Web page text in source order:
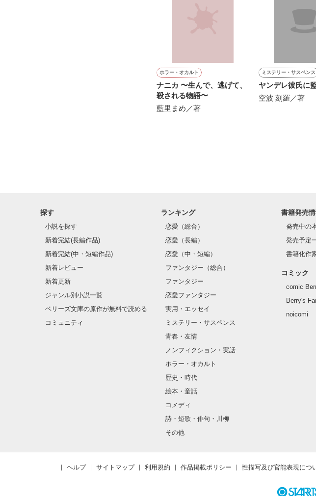
※執筆期間2026.6.3〜7.20完結です。
※他サイトさんにて恋愛トレンド1位でした〜
ホラー・オカルト
ナニカ 〜生んで、逃げて、
殺される物語〜
藍里まめ／著
ミステリー・サスペンス
ヤンデレ彼氏に
空波 刻羅／著
探す
小説を探す
新着完結(長編作品)
新着完結(中・短編作品)
新着レビュー
新着更新
ジャンル別小説一覧
ベリーズ文庫の原作が無料で読める
コミュニティ
ランキング
恋愛（総合）
恋愛（長編）
恋愛（中・短編）
ファンタジー（総合）
ファンタジー
恋愛ファンタジー
実用・エッセイ
ミステリー・サスペンス
青春・友情
ノンフィクション・実話
ホラー・オカルト
歴史・時代
絵本・童話
コメディ
詩・短歌・俳句・川柳
その他
書籍発売
発売中の
発売予定
書籍化作
コミック
comic
Berry's
noicomi
ヘルプ サイトマップ 利用規約 作品掲載ポリシー 性描写及び官能表現につ